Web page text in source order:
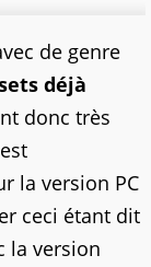
de genre
déjà
donc très
la version PC
ceci étant dit
la version